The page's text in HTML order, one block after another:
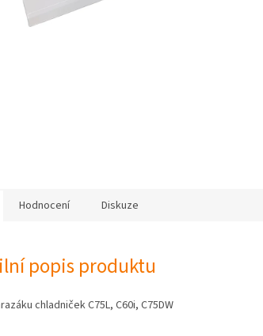
Hodnocení Diskuze
popis produktu
chladniček C75L, C60i, C75DW